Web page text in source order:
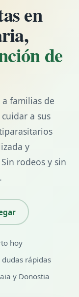
en
de
familias de
a sus
y
rodeos y sin
hoy
rápidas
y Donostia